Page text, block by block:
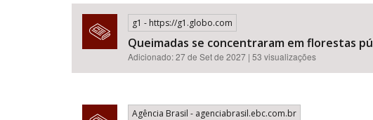
g1 - https://g1.globo.com
Queimadas se concentraram em florestas
Adicionado: 27 de Set de 2027 | 53 visualizações
Agência Brasil - agenciabrasil.ebc.com.br